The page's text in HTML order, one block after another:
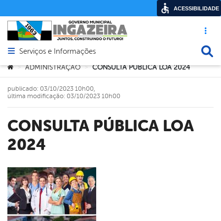
Acesso
Abrir menu principal de navegação
Serviços e Informações
Você está aqui:
> ADMINISTRAÇÃO > CONSULTA PÚBLICA LOA 2024
CONSULTA PÚBLICA LOA
2024
publicado: 03/10/2023 10h00,
última modificação: 03/10/2023 10h00
ACESSIBILIDADE